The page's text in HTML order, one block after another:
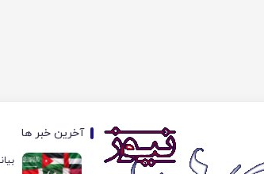
آخرین خبر ها